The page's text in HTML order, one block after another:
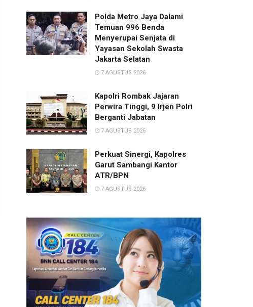
Polda Metro Jaya Dalami
Temuan 996 Benda
Menyerupai Senjata di
Yayasan Sekolah Swasta
Jakarta Selatan
7 AGUSTUS 2026
Kapolri Rombak Jajaran
Perwira Tinggi, 9 Irjen Polri
Berganti Jabatan
7 AGUSTUS 2026
Perkuat Sinergi, Kapolres
Garut Sambangi Kantor
ATR/BPN
7 AGUSTUS 2026